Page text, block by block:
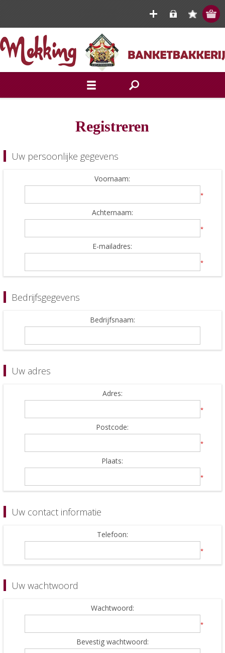
Registreren
Uw persoonlijke gegevens
Voornaam:
*
Achternaam:
*
E-mailadres:
*
Bedrijfsgegevens
Bedrijfsnaam:
Uw adres
Adres:
*
Postcode:
*
Plaats:
*
Uw contact informatie
Telefoon:
*
Uw wachtwoord
Wachtwoord:
*
Bevestig wachtwoord: